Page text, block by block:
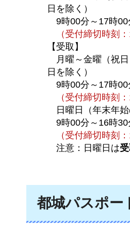
日を除く）
9時00分 ～17時00
（ 受付締切時刻：
【受取】
月曜 ～金曜（祝
日を除く）
9時00分～17時00
（ 受付締切時刻：
日曜日（年末年
9時00分 ～16時30
（ 受付締切時刻：
注意 ：日曜日は
都城パスポー